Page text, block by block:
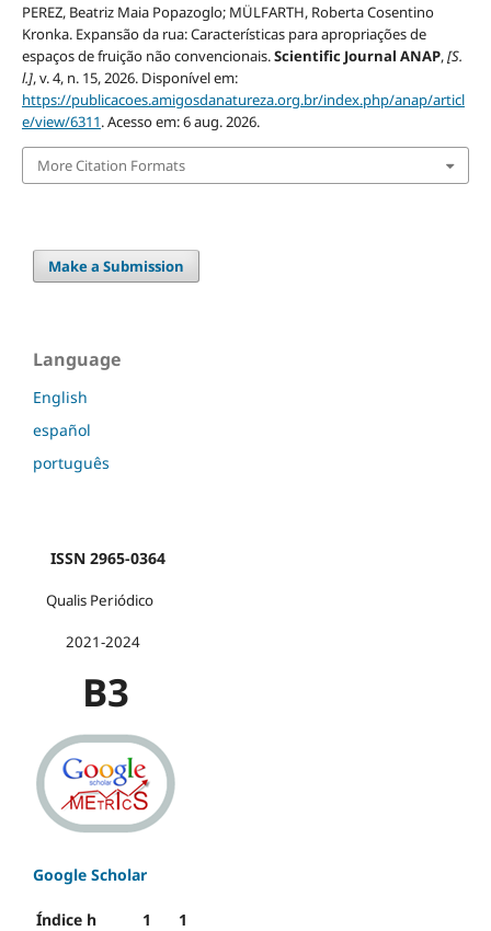
PEREZ, Beatriz Maia Popazoglo; MÜLFARTH, Roberta Cosentino
Kronka. Expansão da rua: Características para apropriações de
espaços de fruição não convencionais.Scientific Journal ANAP,[S.
l.], v. 4, n. 15, 2026. Disponível em:
https://publicacoes.amigosdanatureza.org.br/index.php/anap/articl
e/view/6311. Acesso em: 6 aug. 2026.
More Citation Formats
Make a Submission
Language
English
español
português
ISSN 2965-0364
Qualis Periódico
2021-2024
B3
Google Scholar
Índice h 1
1